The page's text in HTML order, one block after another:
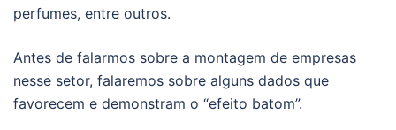
perfumes, entre outros.
Antes de falarmos sobre a montagem de empresas
nesse setor, falaremos sobre alguns dados que
favorecem e demonstram o “efeito batom”.